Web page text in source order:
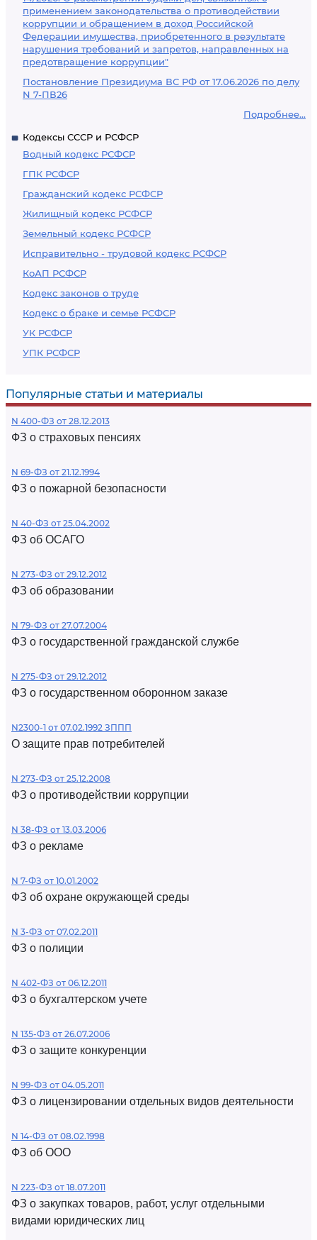
применением законодательства о противодействии
коррупции и обращением в доход Российской
Федерации имущества, приобретенного в результате
нарушения требований и запретов, направленных на
предотвращение коррупции"
Постановление Президиума ВС РФ от 17.06.2026 по делу
N 7-ПВ26
Подробнее...
Кодексы СССР и РСФСР
Водный кодекс РСФСР
ГПК РСФСР
Гражданский кодекс РСФСР
Жилищный кодекс РСФСР
Земельный кодекс РСФСР
Исправительно - трудовой кодекс РСФСР
КоАП РСФСР
Кодекс законов о труде
Кодекс о браке и семье РСФСР
УК РСФСР
УПК РСФСР
Популярные статьи и материалы
N 400-ФЗ от 28.12.2013
ФЗ о страховых пенсиях
N 69-ФЗ от 21.12.1994
ФЗ о пожарной безопасности
N 40-ФЗ от 25.04.2002
ФЗ об ОСАГО
N 273-ФЗ от 29.12.2012
ФЗ об образовании
N 79-ФЗ от 27.07.2004
ФЗ о государственной гражданской службе
N 275-ФЗ от 29.12.2012
ФЗ о государственном оборонном заказе
N2300-1 от 07.02.1992 ЗППП
О защите прав потребителей
N 273-ФЗ от 25.12.2008
ФЗ о противодействии коррупции
N 38-ФЗ от 13.03.2006
ФЗ о рекламе
N 7-ФЗ от 10.01.2002
ФЗ об охране окружающей среды
N 3-ФЗ от 07.02.2011
ФЗ о полиции
N 402-ФЗ от 06.12.2011
ФЗ о бухгалтерском учете
N 135-ФЗ от 26.07.2006
ФЗ о защите конкуренции
N 99-ФЗ от 04.05.2011
ФЗ о лицензировании отдельных видов деятельности
N 14-ФЗ от 08.02.1998
ФЗ об ООО
N 223-ФЗ от 18.07.2011
ФЗ о закупках товаров, работ, услуг отдельными
видами юридических лиц